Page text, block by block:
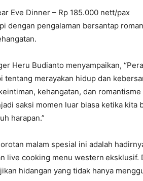
Eve Dinner – Rp 185.000 nett/pax
dengan pengalaman bersantap
Heru Budianto menyampaikan,
tentang merayakan hidup dan
kehangatan, dan romantisme
saksi momen luar biasa ketika
harapan.”
malam spesial ini adalah
live cooking menu western eksklusif.
hidangan yang tidak hanya